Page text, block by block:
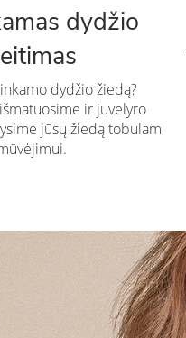
dydžio
dydžio žiedą?
ir juvelyro
jūsų žiedą tobulam